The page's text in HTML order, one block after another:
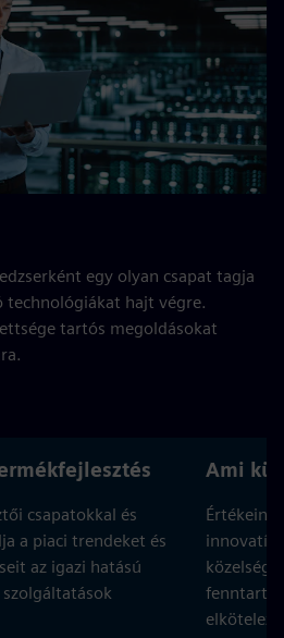
egy olyan csapat tagja
hajt végre.
tartós megoldásokat
csapatokkal és
a piaci trendeket és
az igazi hatású
Ami
Értékeink
innovatív
közelség,